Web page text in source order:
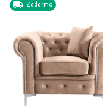
Zadarmo